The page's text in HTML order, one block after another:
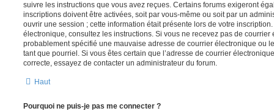
suivre les instructions que vous avez reçues. Certains forums exigeront
inscriptions doivent être activées, soit par vous-même ou soit par un
ouvrir une session ; cette information était présente lors de votre
électronique, consultez les instructions. Si vous ne recevez pas de courrier
probablement spécifié une mauvaise adresse de courrier électronique ou
tant que pourriel. Si vous êtes certain que l’adresse de courrier
correcte, essayez de contacter un administrateur du forum.
Haut
Pourquoi ne puis-je pas me connecter ?